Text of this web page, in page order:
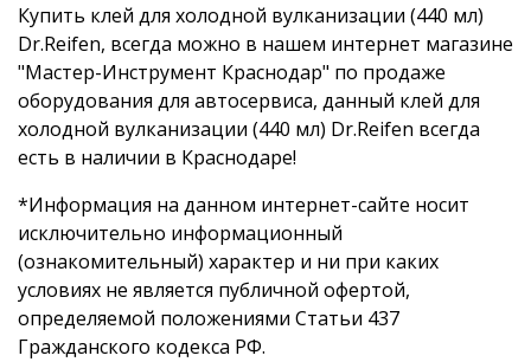
Купить клей для холодной вулканизации (440 мл)
Dr.Reifen, всегда можно в нашем интернет магазине
"Мастер-Инструмент Краснодар" по продаже
оборудования для автосервиса, данный клей для
холодной вулканизации (440 мл) Dr.Reifen всегда
есть в наличии в Краснодаре!
*Информация на данном интернет-сайте носит
исключительно информационный
(ознакомительный) характер и ни при каких
условиях не является публичной офертой,
определяемой положениями Статьи 437
Гражданского кодекса РФ.